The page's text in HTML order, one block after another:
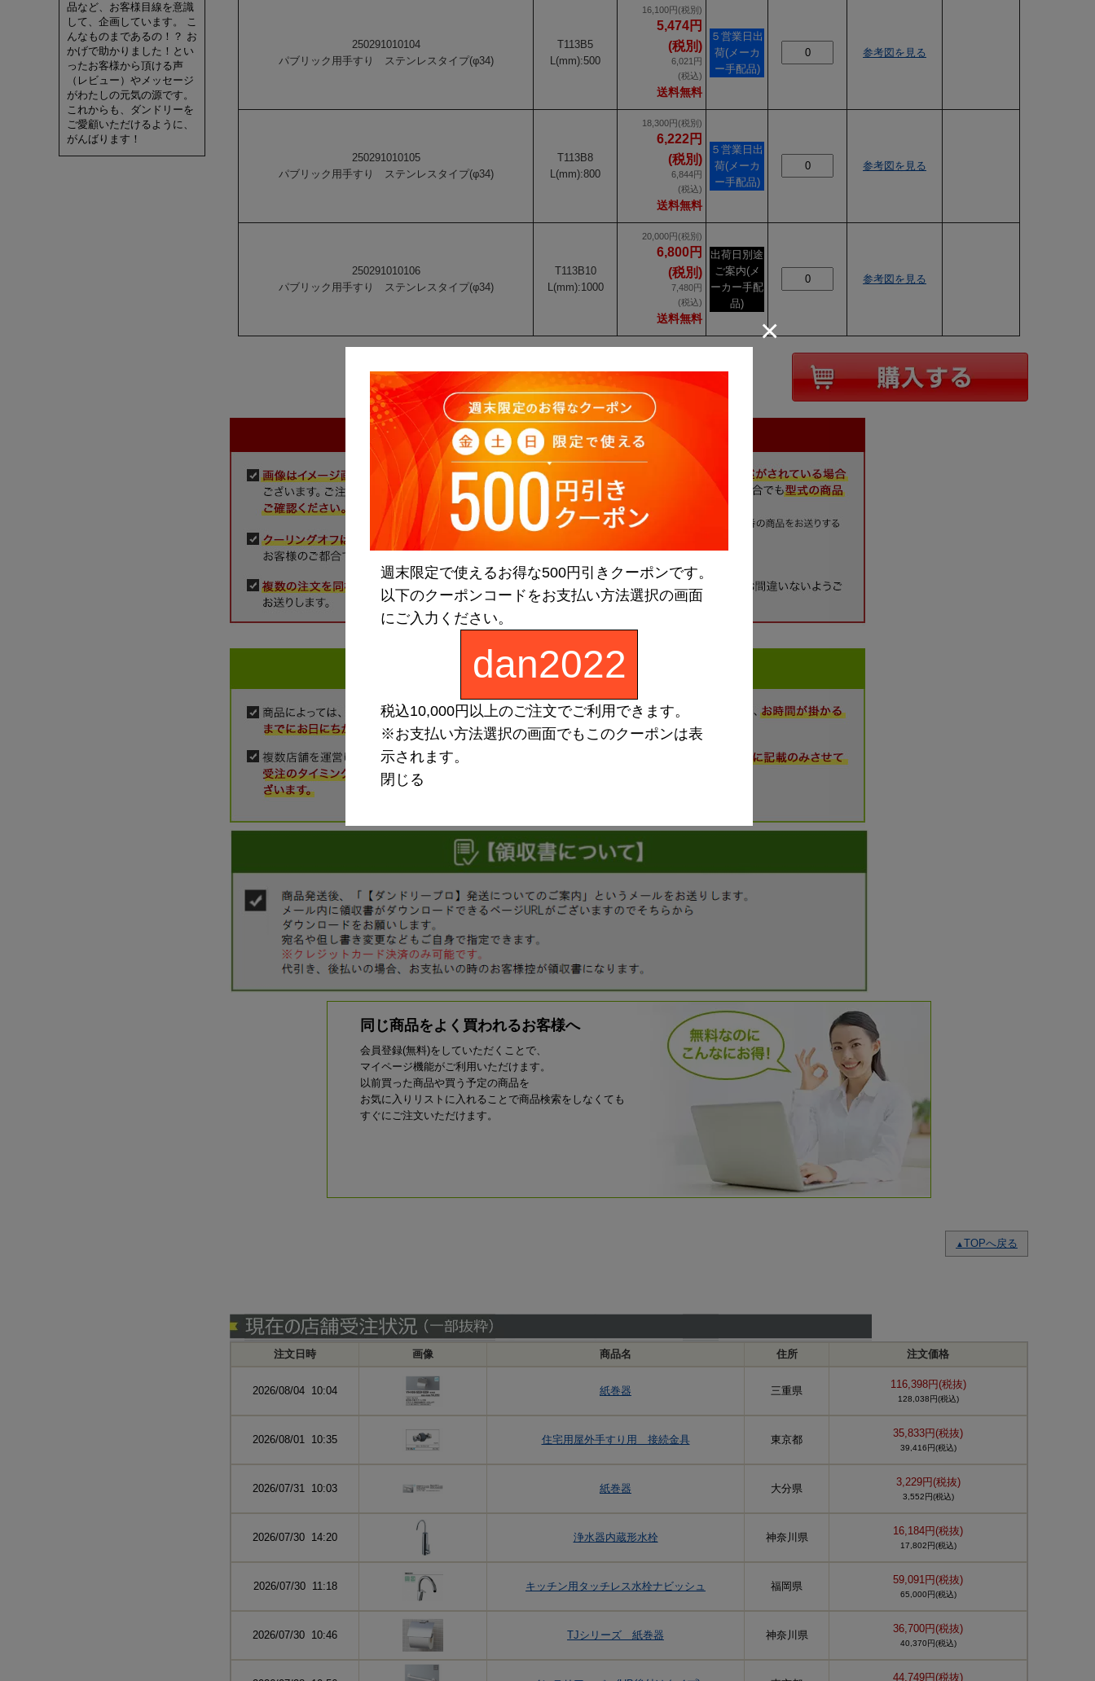
品など、お客様目線を意識
して、企画しています。 こ
んなものまであるの！？ お
かげで助かりました！とい
ったお客様から頂ける声
（レビュー）やメッセージ
がわたしの元気の源です。
これからも、ダンドリーを
ご愛顧いただけるように、
がんばります！
250291010104
パブリック用手すり ステンレスタイプ(φ34)
T113B5
L(mm):500
16,100円(税別)
5,474円
(税別)
6,021円
(税込)
送料無料
５営業日出
荷(メーカ
ー手配品)
参考図を見る
250291010105
パブリック用手すり ステンレスタイプ(φ34)
T113B8
L(mm):800
18,300円(税別)
6,222円
(税別)
6,844円
(税込)
送料無料
５営業日出
荷(メーカ
ー手配品)
参考図を見る
250291010106
パブリック用手すり ステンレスタイプ(φ34)
T113B10
L(mm):1000
20,000円(税別)
6,800円
(税別)
7,480円
(税込)
送料無料
出荷日別途
ご案内(メ
ーカー手配
品)
参考図を見る
同じ商品をよく買われるお客様へ
会員登録(無料)をしていただくことで、
マイページ機能がご利用いただけます。
以前買った商品や買う予定の商品を
お気に入りリストに入れることで商品検索をしなくても
すぐにご注文いただけます。
▲TOPへ戻る
注文日時 画像 商品名 住所 注文価格
2026/08/04 10:04 紙巻器 三重県
116,398円(税抜)
128,038円(税込)
2026/08/01 10:35 住宅用屋外手すり用 接続金具 東京都
35,833円(税抜)
39,416円(税込)
2026/07/31 10:03 紙巻器 大分県
3,229円(税抜)
3,552円(税込)
2026/07/30 14:20 浄水器内蔵形水栓 神奈川県
16,184円(税抜)
17,802円(税込)
2026/07/30 11:18 キッチン用タッチレス水栓ナビッシュ 福岡県
59,091円(税抜)
65,000円(税込)
2026/07/30 10:46 TJシリーズ 紙巻器 神奈川県
36,700円(税抜)
40,370円(税込)
44,749円(税抜)
×
週末限定で使えるお得な500円引きクーポンです。
以下のクーポンコードをお支払い方法選択の画面
にご入力ください。
dan2022
税込10,000円以上のご注文でご利用できます。
※お支払い方法選択の画面でもこのクーポンは表
示されます。
閉じる